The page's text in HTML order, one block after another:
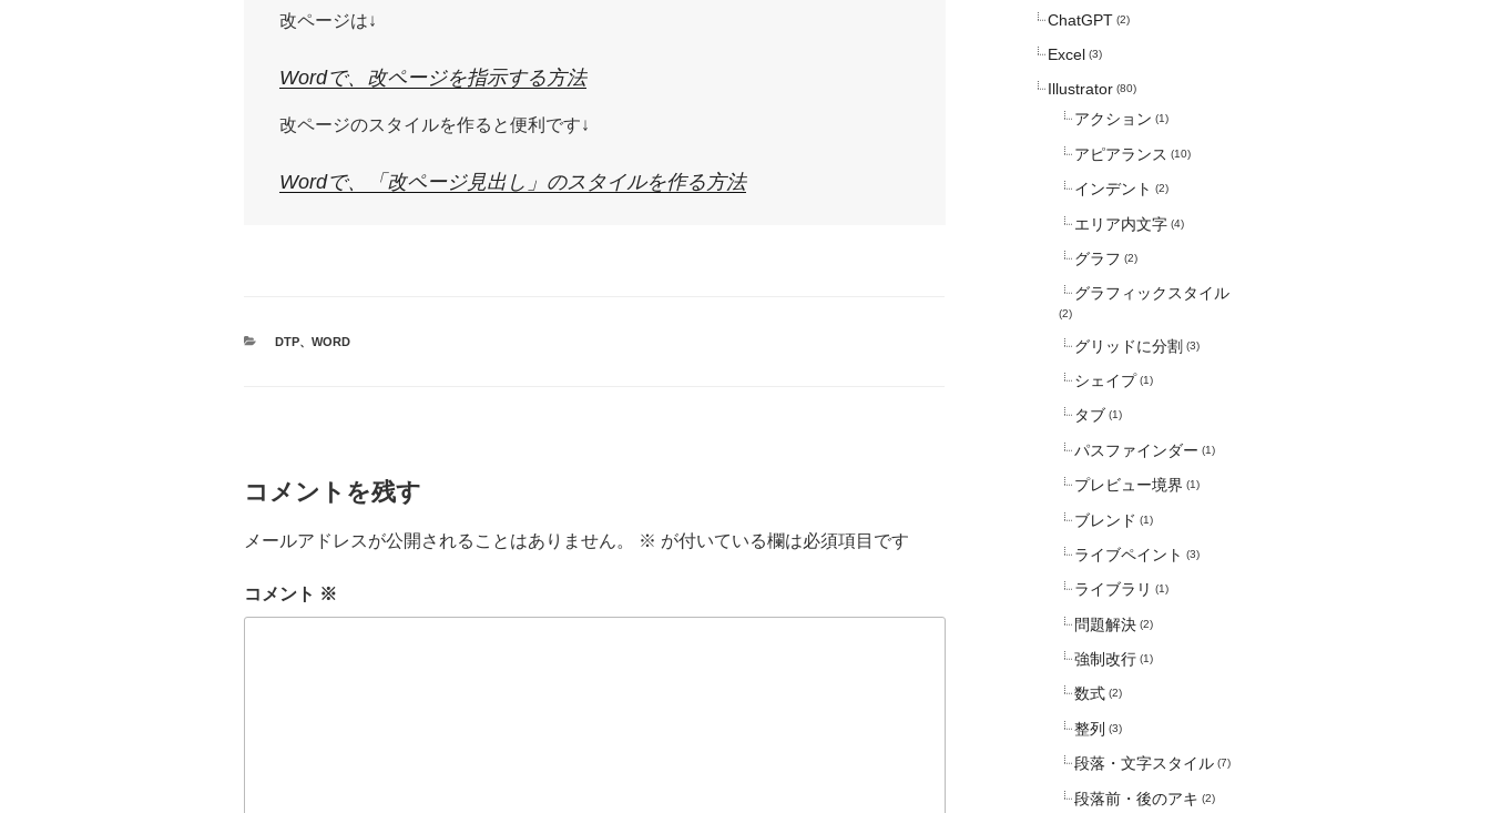
改ページは↓
Wordで、改ページを指示する方法
改ページのスタイルを作ると便利です↓
Wordで、「改ページ見出し」のスタイルを作る方法
カ
DTP、 WORD
コメントを残す
メールアドレスが公開されることはありません。 ※ が付いている欄は必須項目です
コメント ※
ChatGPT (2)
Excel (3)
Illustrator (80)
アクション (1)
アピアランス (10)
インデント (2)
エリア内文字 (4)
グラフ (2)
グラフィックスタイル
(2)
グリッドに分割 (3)
シェイプ (1)
タブ (1)
パスファインダー (1)
プレビュー境界 (1)
ブレンド (1)
ライブペイント (3)
ライブラリ (1)
問題解決 (2)
強制改行 (1)
数式 (2)
整列 (3)
段落・文字スタイル (7)
段落前・後のアキ (2)